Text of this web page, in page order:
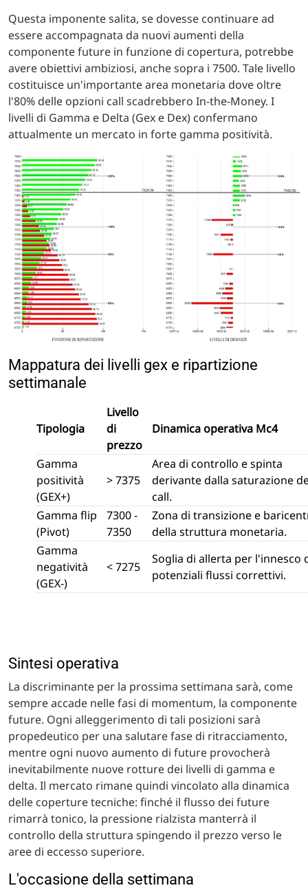
Questa imponente salita, se dovesse continuare ad
essere accompagnata da nuovi aumenti della
componente future in funzione di copertura, potrebbe
avere obiettivi ambiziosi, anche sopra i 7500. Tale livello
costituisce un'importante area monetaria dove oltre
l'80% delle opzioni call scadrebbero In-the-Money. I
livelli di Gamma e Delta (Gex e Dex) confermano
attualmente un mercato in forte gamma positività.
Mappatura dei livelli gex e ripartizione
settimanale
Tipologia
Livello
di
prezzo
Dinamica operativa Mc4
Gamma
positività
(GEX+)
> 7375
Area di controllo e spinta
derivante dalla saturazione
call.
Gamma flip
(Pivot)
7300 -
7350
Zona di transizione e
della struttura monetaria.
Gamma
negatività
(GEX-)
< 7275
Soglia di allerta per l'innesco
potenziali flussi correttivi.
Sintesi operativa
La discriminante per la prossima settimana sarà, come
sempre accade nelle fasi di momentum, la componente
future. Ogni alleggerimento di tali posizioni sarà
propedeutico per una salutare fase di ritracciamento,
mentre ogni nuovo aumento di future provocherà
inevitabilmente nuove rotture dei livelli di gamma e
delta. Il mercato rimane quindi vincolato alla dinamica
delle coperture tecniche: finché il flusso dei future
rimarrà tonico, la pressione rialzista manterrà il
controllo della struttura spingendo il prezzo verso le
aree di eccesso superiore.
L'occasione della settimana